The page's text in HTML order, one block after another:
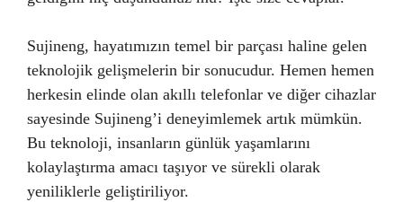
Sujineng, hayatımızın temel bir parçası haline gelen
teknolojik gelişmelerin bir sonucudur. Hemen hemen
herkesin elinde olan akıllı telefonlar ve diğer cihazlar
sayesinde Sujineng’i deneyimlemek artık mümkün.
Bu teknoloji, insanların günlük yaşamlarını
kolaylaştırma amacı taşıyor ve sürekli olarak
yeniliklerle geliştiriliyor.